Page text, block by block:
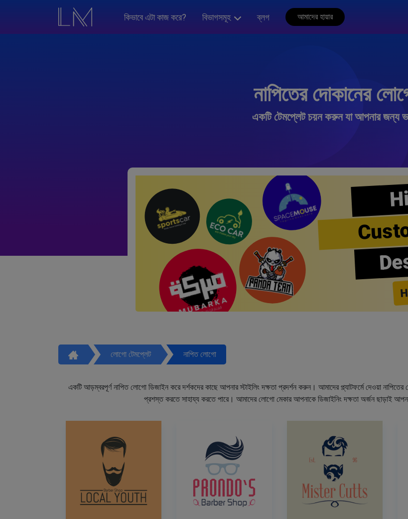
কিভাবে এটা কাজ করে? বিভাগসমূহ ব্লগ আমাদের হায়ার
নাপিতের দোকানের
একটি টেমপ্লেট চয়ন করুন যা আপনার জন্য
লোগো টেমপ্লেট নাপিত লোগো
একটি আড়ম্বরপূর্ণ নাপিত লোগো ডিজাইন করে দর্শকদের কাছে আপনার স্টাইলিং দক্ষতা প্রদর্শন করুন। আমাদের প্ল্যাটফর্মে দেওয়া
প্রশস্ত করতে সাহায্য করতে পারে। আমাদের লোগো মেকার আপনাকে ডিজাইনিং দক্ষতা অর্জন ছাড়াই